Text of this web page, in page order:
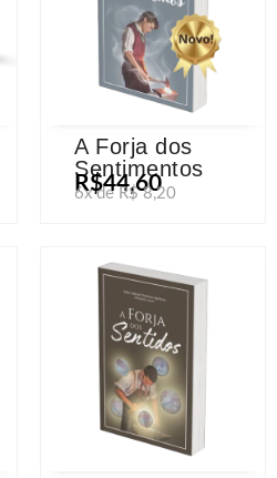
A Forja dos
Sentimentos
R$44,60
6x de R$ 8,20